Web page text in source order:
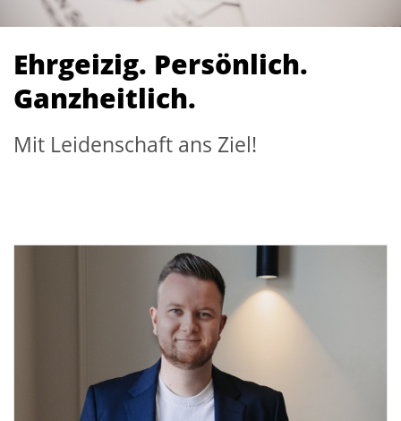
Ehrgeizig. Persönlich.
Ganzheitlich.
Mit Leidenschaft ans Ziel!